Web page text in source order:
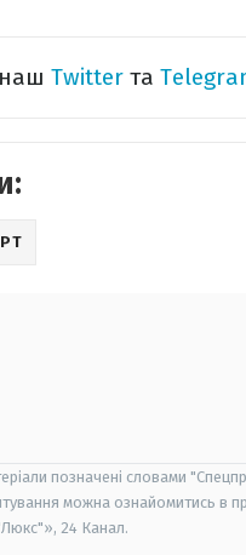
Twitter та
позначені словами
можна ознайомитись в
24 Канал.